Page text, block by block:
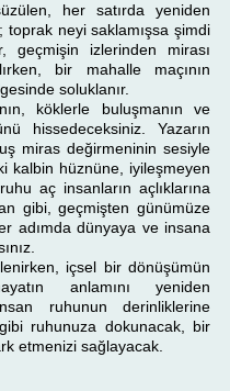
her satırda yeniden
toprak neyi saklamışsa şimdi
geçmişin izlerinden mirası
bir mahalle maçının
soluklanır.
köklerle buluşmanın ve
hissedeceksiniz. Yazarın
miras değirmeninin sesiyle
kalbin hüznüne, iyileşmeyen
aç insanların açlıklarına
gibi, geçmişten günümüze
adımda dünyaya ve insana
içsel bir dönüşümün
anlamını yeniden
ruhunun derinliklerine
ruhunuza dokunacak, bir
etmenizi sağlayacak.